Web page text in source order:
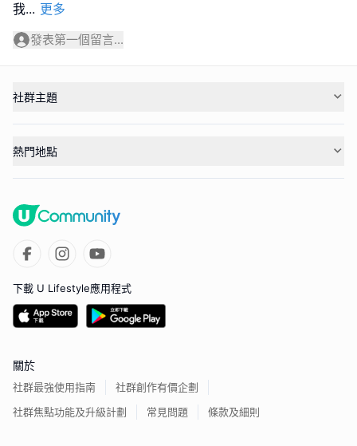
我... 更多
發表第一個留言...
社群主題
熱門地點
下載 U Lifestyle應用程式
關於
社群最強使用指南
社群創作有價企劃
社群焦點功能及升級計劃
常見問題 條款及細則